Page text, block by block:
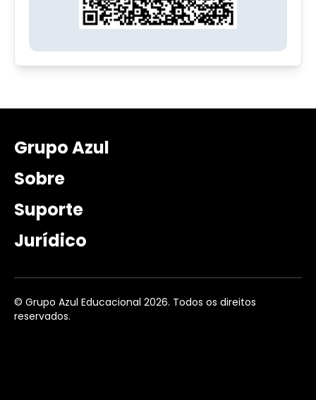
Grupo Azul
Sobre
Suporte
Jurídico
© Grupo Azul Educacional 2026. Todos os direitos
reservados.